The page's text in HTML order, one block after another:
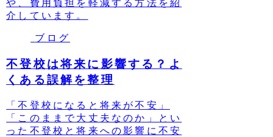
や、費用負担を軽減する方法を紹
介しています。
ブログ
不登校は将来に影響する？よ
くある誤解を整理
「不登校になると将来が不安」
「このままで大丈夫なのか」とい
った不登校と将来への影響に不安